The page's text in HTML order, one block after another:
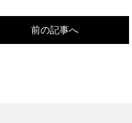
前の記事へ